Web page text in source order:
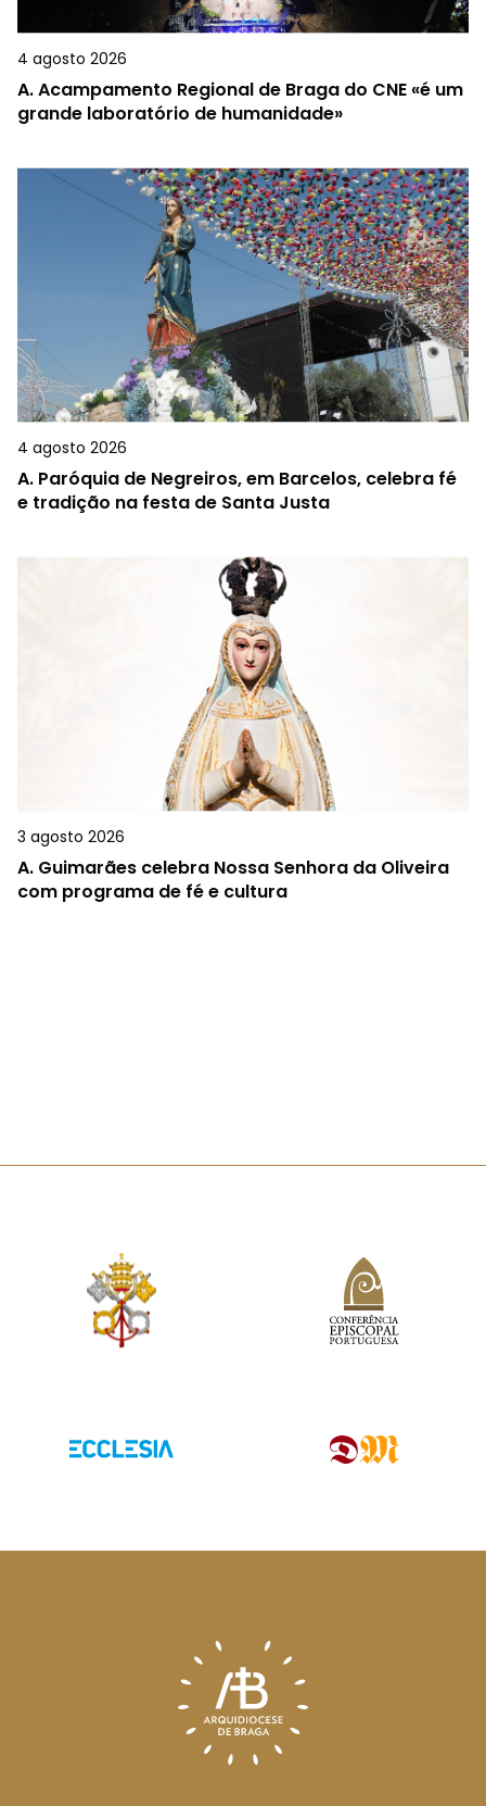
4 agosto 2026
A.Acampamento Regional de Braga do CNE «é um
grande laboratório de humanidade»
4 agosto 2026
A. Paróquia de Negreiros, em Barcelos, celebra fé
e tradição na festa de Santa Justa
3 agosto 2026
A. Guimarães celebra Nossa Senhora da Oliveira
com programa de fé e cultura